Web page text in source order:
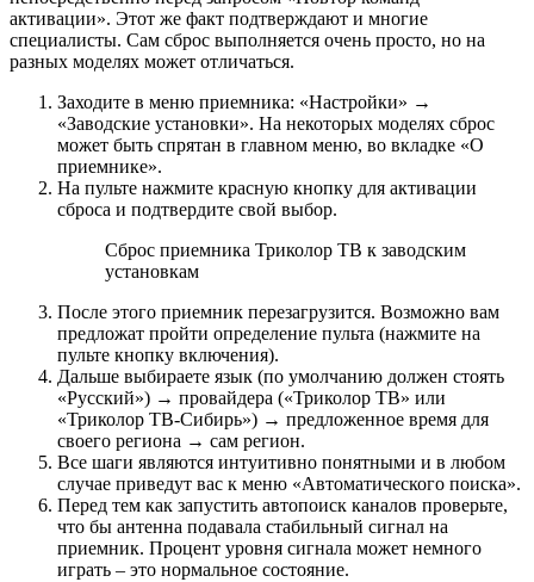
активации». Этот же факт подтверждают и многие
специалисты. Сам сброс выполняется очень просто, но на
разных моделях может отличаться.
Заходите в меню приемника: «Настройки» →
«Заводские установки». На некоторых моделях сброс
может быть спрятан в главном меню, во вкладке «О
приемнике».
На пульте нажмите красную кнопку для активации
сброса и подтвердите свой выбор.
Сброс приемника Триколор ТВ к заводским
установкам
После этого приемник перезагрузится. Возможно вам
предложат пройти определение пульта (нажмите на
пульте кнопку включения).
Дальше выбираете язык (по умолчанию должен стоять
«Русский») → провайдера («Триколор ТВ» или
«Триколор ТВ-Сибирь») → предложенное время для
своего региона → сам регион.
Все шаги являются интуитивно понятными и в любом
случае приведут вас к меню «Автоматического поиска».
Перед тем как запустить автопоиск каналов проверьте,
что бы антенна подавала стабильный сигнал на
приемник. Процент уровня сигнала может немного
играть – это нормальное состояние.